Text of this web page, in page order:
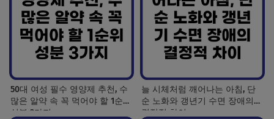
50대 여성 필수 영양제 추천, 수
많은 알약 속 꼭 먹어야 할 1순위
성분 3가지
늘 시체처럼 깨어나는 아침, 단
순 노화와 갱년기 수면 장애의
결정적 차이